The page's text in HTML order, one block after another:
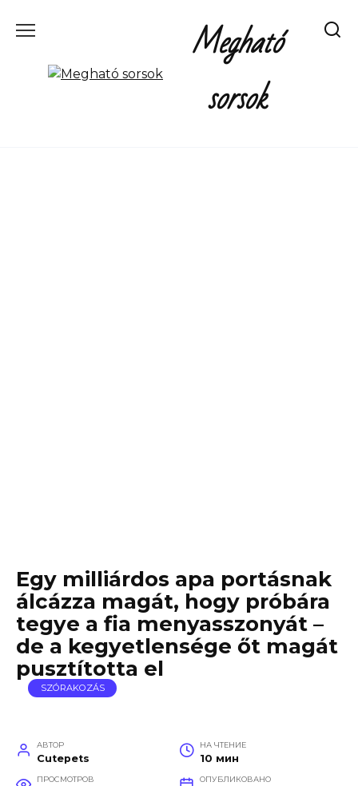
Megható
sorsok
Egy milliárdos apa portásnak
álcázza magát, hogy próbára
tegye a fia menyasszonyát –
de a kegyetlensége őt magát
pusztította el
SZÓRAKOZÁS
АВТОР
Cutepets
НА ЧТЕНИЕ
10 мин
ПРОСМОТРОВ ОПУБЛИКОВАНО